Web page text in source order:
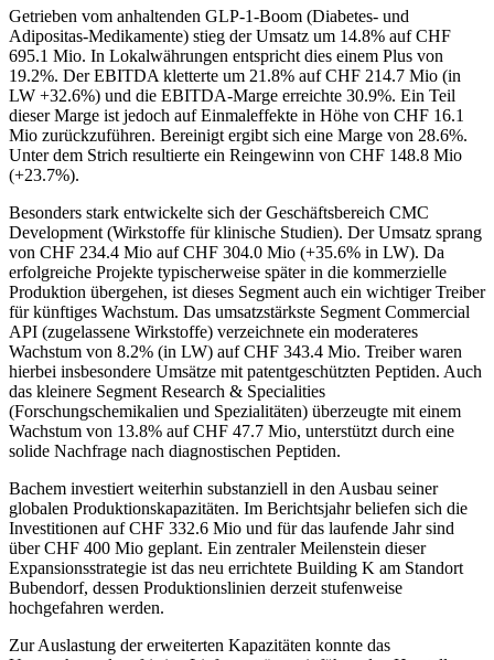
Getrieben vom anhaltenden GLP-1-Boom (Diabetes- und
Adipositas-Medikamente) stieg der Umsatz um 14.8% auf CHF
695.1 Mio. In Lokalwährungen entspricht dies einem Plus von
19.2%. Der EBITDA kletterte um 21.8% auf CHF 214.7 Mio (in
LW +32.6%) und die EBITDA-Marge erreichte 30.9%. Ein Teil
dieser Marge ist jedoch auf Einmaleffekte in Höhe von CHF 16.1
Mio zurückzuführen. Bereinigt ergibt sich eine Marge von 28.6%.
Unter dem Strich resultierte ein Reingewinn von CHF 148.8 Mio
(+23.7%).
Besonders stark entwickelte sich der Geschäftsbereich CMC
Development (Wirkstoffe für klinische Studien). Der Umsatz sprang
von CHF 234.4 Mio auf CHF 304.0 Mio (+35.6% in LW). Da
erfolgreiche Projekte typischerweise später in die kommerzielle
Produktion übergehen, ist dieses Segment auch ein wichtiger Treiber
für künftiges Wachstum. Das umsatzstärkste Segment Commercial
API (zugelassene Wirkstoffe) verzeichnete ein moderateres
Wachstum von 8.2% (in LW) auf CHF 343.4 Mio. Treiber waren
hierbei insbesondere Umsätze mit patentgeschützten Peptiden. Auch
das kleinere Segment Research & Specialities
(Forschungschemikalien und Spezialitäten) überzeugte mit einem
Wachstum von 13.8% auf CHF 47.7 Mio, unterstützt durch eine
solide Nachfrage nach diagnostischen Peptiden.
Bachem investiert weiterhin substanziell in den Ausbau seiner
globalen Produktionskapazitäten. Im Berichtsjahr beliefen sich die
Investitionen auf CHF 332.6 Mio und für das laufende Jahr sind
über CHF 400 Mio geplant. Ein zentraler Meilenstein dieser
Expansionsstrategie ist das neu errichtete Building K am Standort
Bubendorf, dessen Produktionslinien derzeit stufenweise
hochgefahren werden.
Zur Auslastung der erweiterten Kapazitäten konnte das